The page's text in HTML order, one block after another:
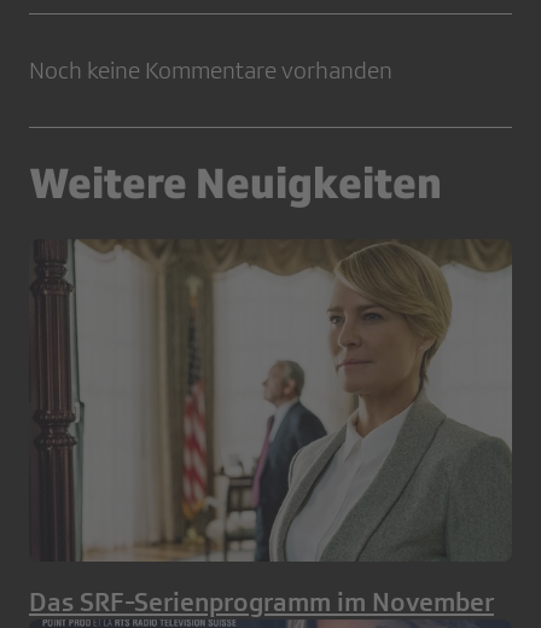
Noch keine Kommentare vorhanden
Weitere Neuigkeiten
Das SRF-Serienprogramm im November